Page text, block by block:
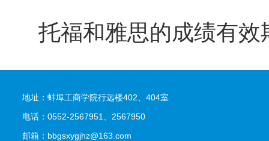
托福‌和‌雅思的成绩有效
地址：蚌埠工商学院行远楼402、404室
电话：0552-2567951、2567950
邮箱：bbgsxygjhz@163.com